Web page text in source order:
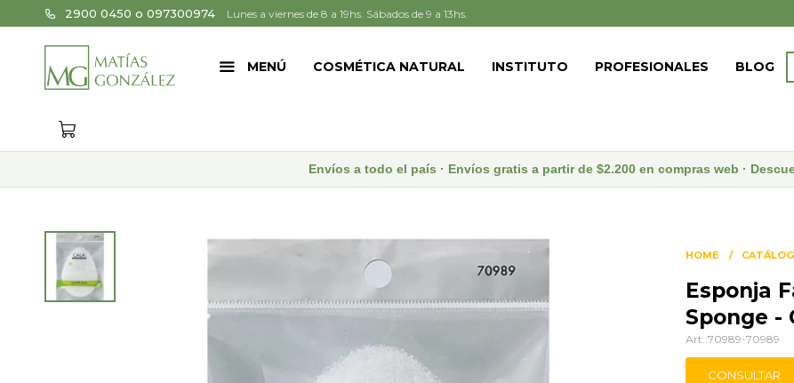
MENÚ COSMÉTICA NATURAL INSTITUTO PROFESIONALES BLOG
2900 0450 o 097300974 Lunes a viernes de 8 a 19hs. Sábados de 9 a 13hs.
Envíos a todo el país · Envíos gratis a partir de $2.200 en compras web ·
HOME
Esponja
Sponge -
70989-70989
CONSULTAR